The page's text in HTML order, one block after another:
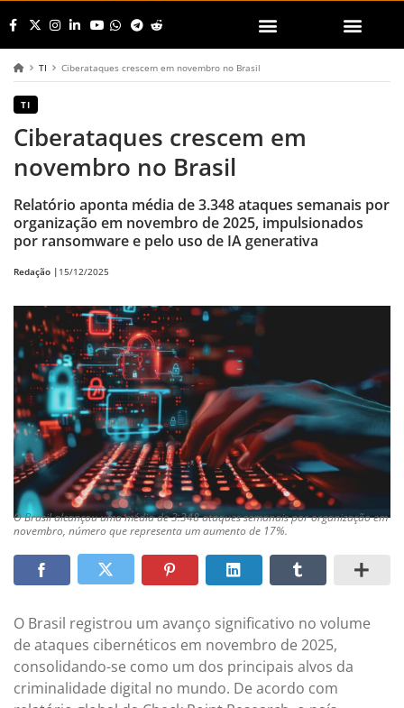
TI Ciberataques crescem em novembro no Brasil
TI
Ciberataques crescem em
novembro no Brasil
Relatório aponta média de 3.348 ataques semanais por
organização em novembro de 2025, impulsionados
por ransomware e pelo uso de IA generativa
Redação | 15/12/2025
O Brasil alcançou uma média de 3.348 ataques semanais por organização em
novembro, número que representa um aumento de 17%.
O Brasil registrou um avanço significativo no volume
de ataques cibernéticos em novembro de 2025,
consolidando-se como um dos principais alvos da
criminalidade digital no mundo. De acordo com